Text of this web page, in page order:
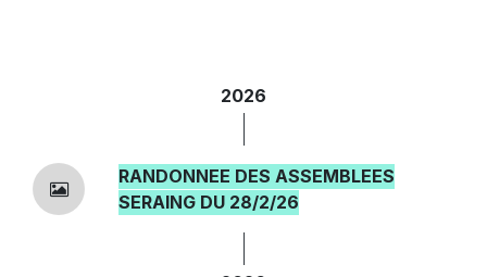
2026
RANDONNEE DES ASSEMBLEES
SERAING DU 28/2/26